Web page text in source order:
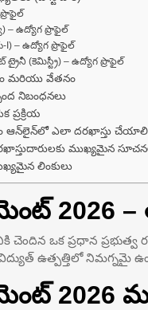
– ఉద్యోగ ప్రొఫైల్
I) – ఉద్యోగ ప్రొఫైల్
(కెమిస్ట్రీ) – ఉద్యోగ ప్రొఫైల్
మరియు వేతనం
నిబంధనలు
ప్రక్రియ
ఆన్‌లైన్‌లో ఎలా దరఖాస్తు
ముఖ్యమైన
లింకులు
2026
చెందిన ఒక ప్రధాన
ఉత్పత్తిలో నిమగ్నమై
2026